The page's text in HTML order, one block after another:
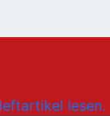
lesen.